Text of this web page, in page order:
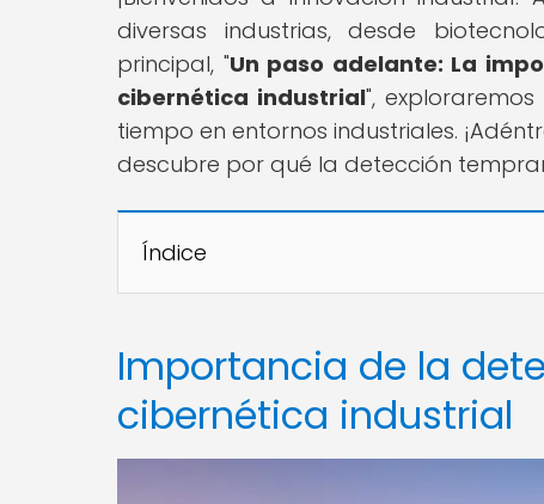
diversas industrias, desde
principal, "Un paso adelante: La
cibernética industrial",
tiempo en entornos industriales.
descubre por qué la detección
Índice
Importancia de la
cibernética industrial